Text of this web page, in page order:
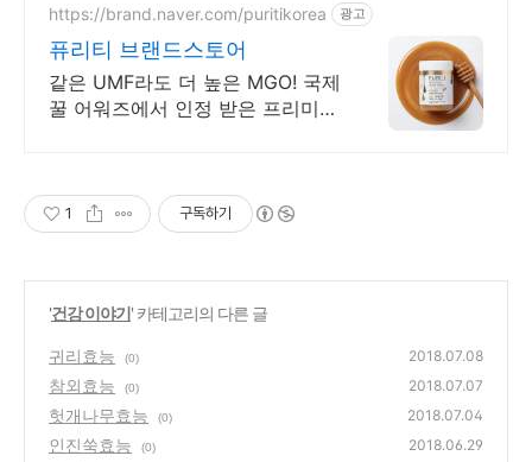
나보세요.
https://brand.naver.com/puritikorea 광고
퓨리티 브랜드스토어
같은 UMF라도 더 높은 MGO! 국제
꿀 어워즈에서 인정 받은 프리미엄
1 구독하기
'건강 이야기' 카테고리의 다른 글
귀리효능 (0) 2018.07.08
참외효능 (0) 2018.07.07
헛개나무효능 (0) 2018.07.04
인진쑥효능 (0) 2018.06.29